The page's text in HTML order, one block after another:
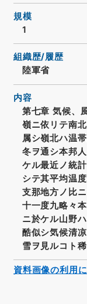
規模
1
組織歴/履歴
陸軍省
内容
第七章 気候、
嶺ニ依リテ南
属シ嶺北ハ温
冬ヲ通シ本邦
ケル最近ノ統
シテ其平均温
支那地方ノ比
十一度九略々
ニ於ケル山野
酷似シ気候清
雪ヲ見ルコト稀
資料画像の利用